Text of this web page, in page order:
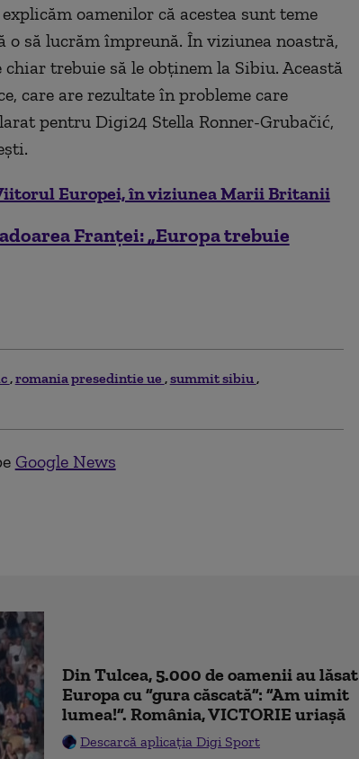
oamenilor că acestea sunt teme
o să lucrăm împreună. În viziunea noastră,
chiar trebuie să le obţinem la Sibiu. Această
care are rezultate în probleme care
pentru Digi24 Stella Ronner-Grubačić,
Europei, în viziunea Marii Britanii
Franței: „Europa trebuie
romania presedintie ue summit sibiu
Google News
Din Tulcea, 5.000 de oamenii au lăsat
Europa cu ”gura căscată”: ”Am uimit
lumea!”. România, VICTORIE uriașă
Descarcă aplicația Digi Sport